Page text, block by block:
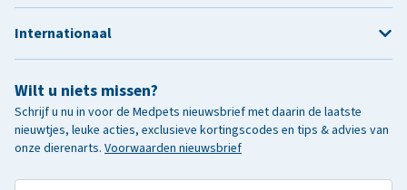
Wilt u niets missen?
Schrijf u nu in voor de Medpets nieuwsbrief met daarin de laatste
nieuwtjes, leuke acties, exclusieve kortingscodes en tips & advies van
onze dierenarts. Voorwaarden nieuwsbrief
Internationaal